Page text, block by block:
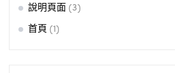
說明頁面 (3)
首頁 (1)